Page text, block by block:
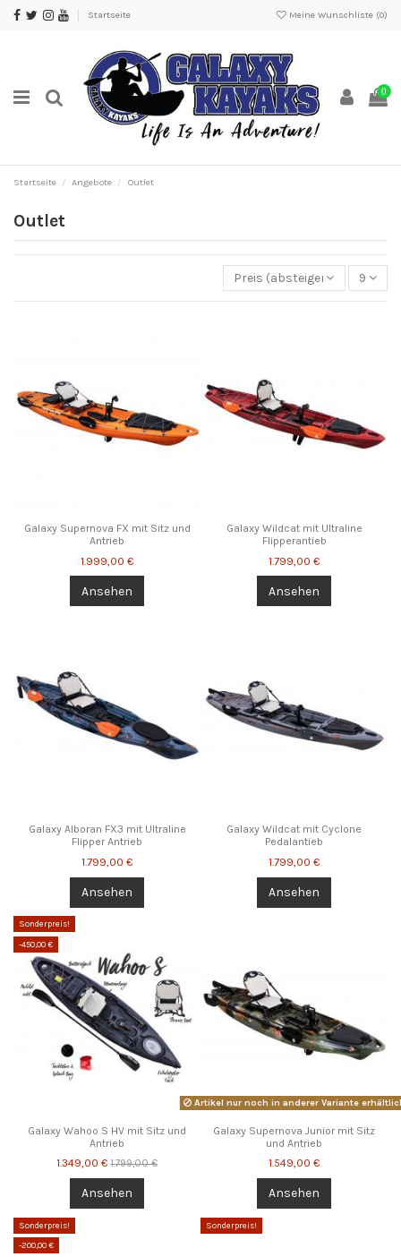
Startseite Meine Wunschliste (0)
0
Startseite Angebote Outlet
Outlet
Preis (absteigend) 9
Galaxy Supernova FX mit Sitz und
Antrieb
1.999,00 €
Ansehen
Galaxy Wildcat mit Ultraline
Flipperantieb
1.799,00 €
Ansehen
Galaxy Alboran FX3 mit Ultraline
Flipper Antrieb
1.799,00 €
Ansehen
Galaxy Wildcat mit Cyclone
Pedalantieb
1.799,00 €
Ansehen
Sonderpreis!
-450,00 €
Galaxy Wahoo S HV mit Sitz und
Antrieb
1.349,00 € 1.799,00 €
Ansehen
Artikel nur noch in anderer Variante
Galaxy Supernova Junior mit Sitz
und Antrieb
1.549,00 €
Ansehen
Sonderpreis!
-200,00 €
Sonderpreis!